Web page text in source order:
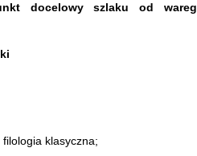
docelowy szlaku od
klasyczna;